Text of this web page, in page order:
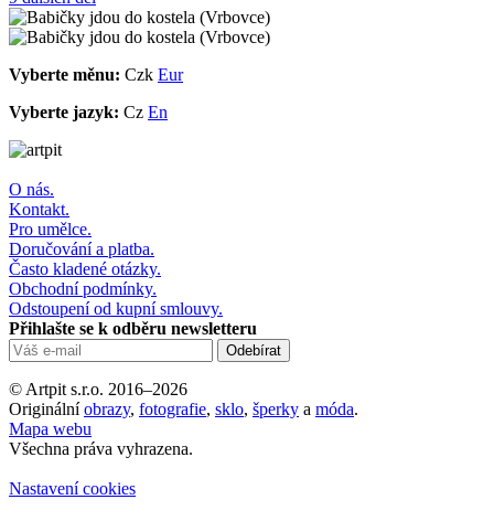
Vyberte měnu: Czk Eur
Vyberte jazyk: Cz En
O nás.
Kontakt.
Pro umělce.
Doručování a platba.
Často kladené otázky.
Obchodní podmínky.
Odstoupení od kupní smlouvy.
Přihlašte se k odběru newsletteru
© Artpit s.r.o. 2016–2026
Originálníobrazy, fotografie, sklo, šperky a móda.
Mapa webu
Všechna práva vyhrazena.
Nastavení cookies